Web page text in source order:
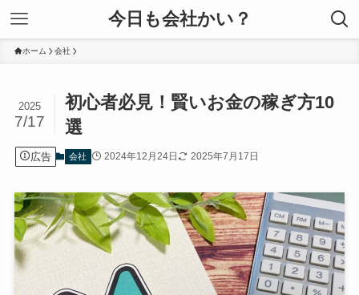
今日も会社かい？
ホーム 会社
初心者必見！賢いお金の稼ぎ方10
選
2025
7/17
広告 会社 2024年12月24日 2025年7月17日